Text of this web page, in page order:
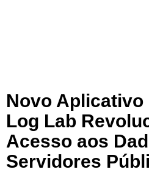
Novo Aplicativo
Log Lab
Acesso aos
Servidores